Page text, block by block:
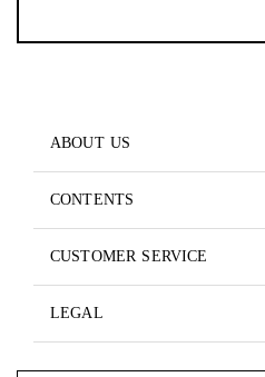
ABOUT US
CONTENTS
CUSTOMER SERVICE
LEGAL